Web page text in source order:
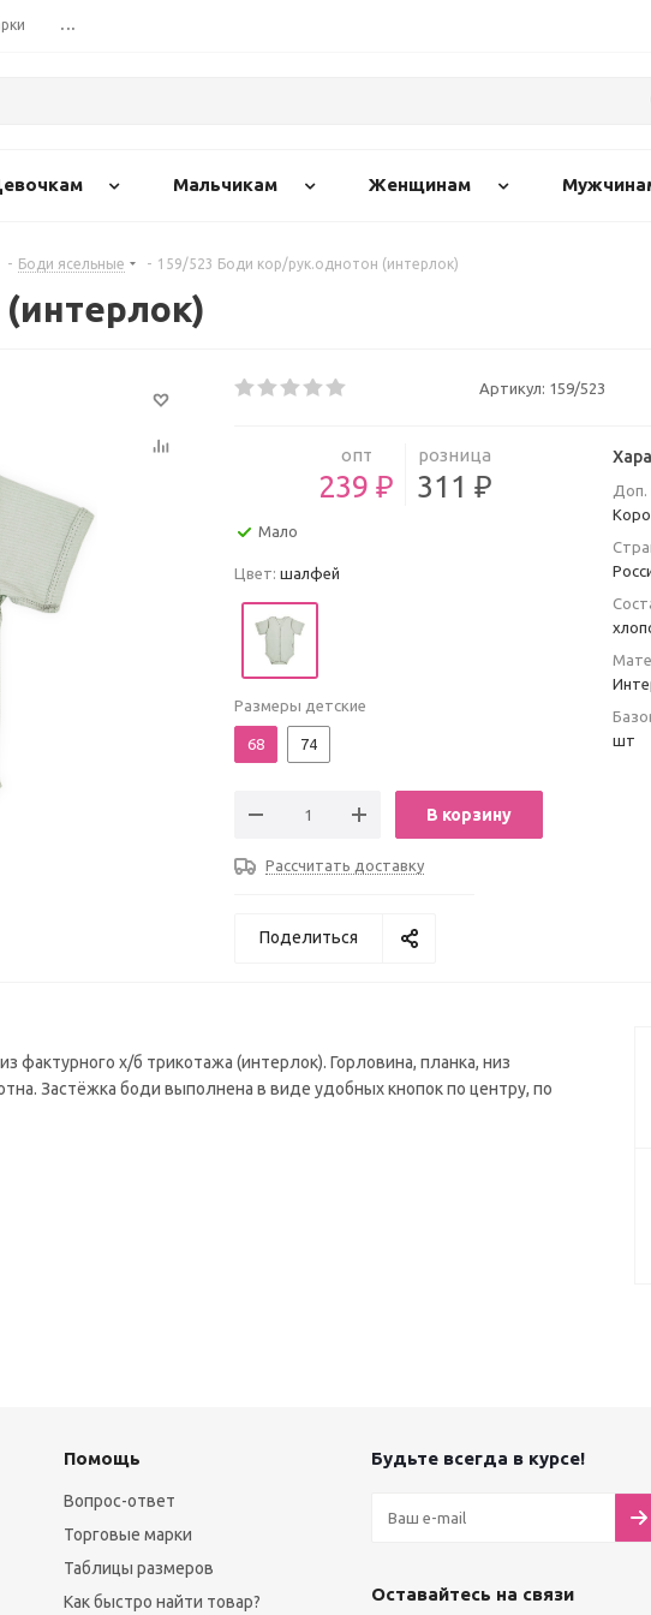
...
Мальчикам Женщинам
- Боди ясельные - 159/523 Боди кор/рук.однотон (интерлок)
Артикул: 159/523
опт
239 ₽
розница
311 ₽
Мало
Цвет: шалфей
Размеры детские
68 74
В корзину
Рассчитать доставку
Доп.
шт
Поделиться
х/б трикотажа (интерлок). Горловина, планка, низ
Застёжка боди выполнена в виде удобных кнопок по центру, по
Помощь
Вопрос-ответ
Торговые марки
Таблицы размеров
Как быстро найти товар?
Будьте всегда в курсе!
Оставайтесь на связи